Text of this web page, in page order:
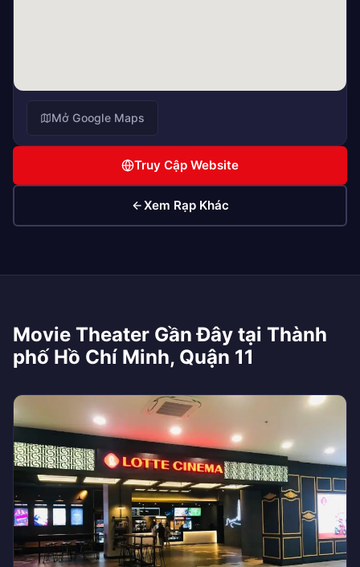
Mở Google Maps
Truy Cập Website
Xem Rạp Khác
Movie Theater Gần Đây tại Thành
phố Hồ Chí Minh, Quận 11